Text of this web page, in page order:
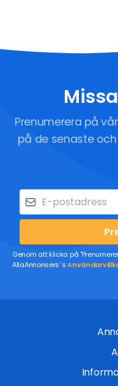
Prenumerera på
på de senaste
Genom att klicka på
AllaAnnonsers´s